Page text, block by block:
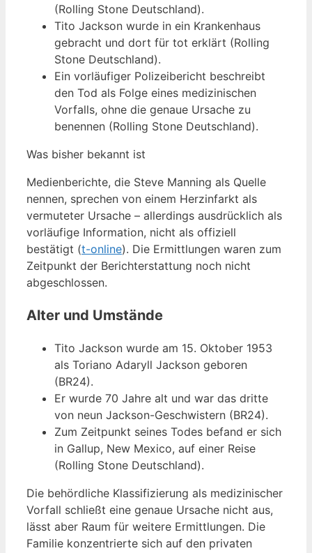
(Rolling Stone Deutschland).
Tito Jackson wurde in ein Krankenhaus
gebracht und dort für tot erklärt (Rolling
Stone Deutschland).
Ein vorläufiger Polizeibericht beschreibt
den Tod als Folge eines medizinischen
Vorfalls, ohne die genaue Ursache zu
benennen (Rolling Stone Deutschland).
Was bisher bekannt ist
Medienberichte, die Steve Manning als Quelle
nennen, sprechen von einem Herzinfarkt als
vermuteter Ursache – allerdings ausdrücklich als
vorläufige Information, nicht als offiziell
bestätigt (t-online). Die Ermittlungen waren zum
Zeitpunkt der Berichterstattung noch nicht
abgeschlossen.
Alter und Umstände
Tito Jackson wurde am 15. Oktober 1953
als Toriano Adaryll Jackson geboren
(BR24).
Er wurde 70 Jahre alt und war das dritte
von neun Jackson-Geschwistern (BR24).
Zum Zeitpunkt seines Todes befand er sich
in Gallup, New Mexico, auf einer Reise
(Rolling Stone Deutschland).
Die behördliche Klassifizierung als medizinischer
Vorfall schließt eine genaue Ursache nicht aus,
lässt aber Raum für weitere Ermittlungen. Die
Familie konzentrierte sich auf den privaten